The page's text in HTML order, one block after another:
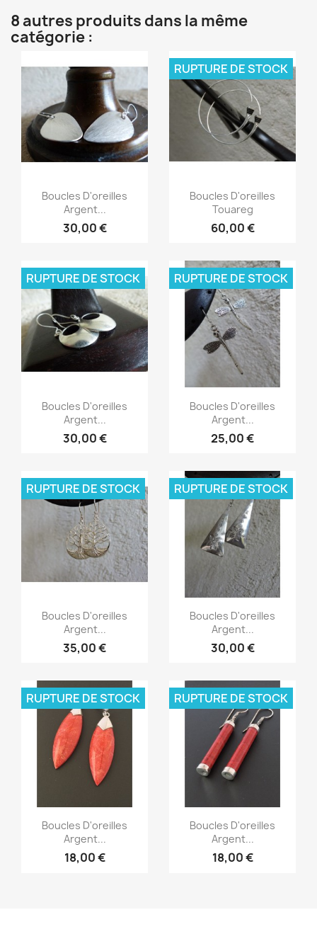
8 autres produits dans la même
catégorie :
Aperçu rapide
Boucles D'oreilles
Argent...
30,00 €
Aperçu rapide
Boucles D'oreilles
Touareg
60,00 €
RUPTURE DE STOCK
Aperçu rapide
Boucles D'oreilles
Argent...
30,00 €
RUPTURE DE STOCK
Aperçu rapide
Boucles D'oreilles
Argent...
25,00 €
RUPTURE DE STOCK
Aperçu rapide
Boucles D'oreilles
Argent...
35,00 €
RUPTURE DE STOCK
Aperçu rapide
Boucles D'oreilles
Argent...
30,00 €
RUPTURE DE STOCK
Aperçu rapide
Boucles D'oreilles
Argent...
18,00 €
RUPTURE DE STOCK
Aperçu rapide
Boucles D'oreilles
Argent...
18,00 €
RUPTURE DE STOCK